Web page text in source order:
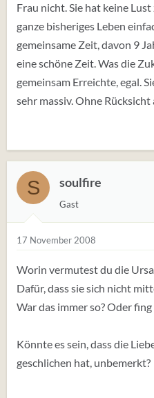
Frau nicht. Sie hat keine
ganze bisheriges Leben
gemeinsame Zeit, davon 9
eine schöne Zeit. Was die
gemeinsam Erreichte, egal.
sehr massiv. Ohne
S soulfire
Gast
17 November 2008
Worin vermutest du die
Dafür, dass sie sich nicht
War das immer so? Oder
Könnte es sein, dass die
geschlichen hat, unbemerkt?